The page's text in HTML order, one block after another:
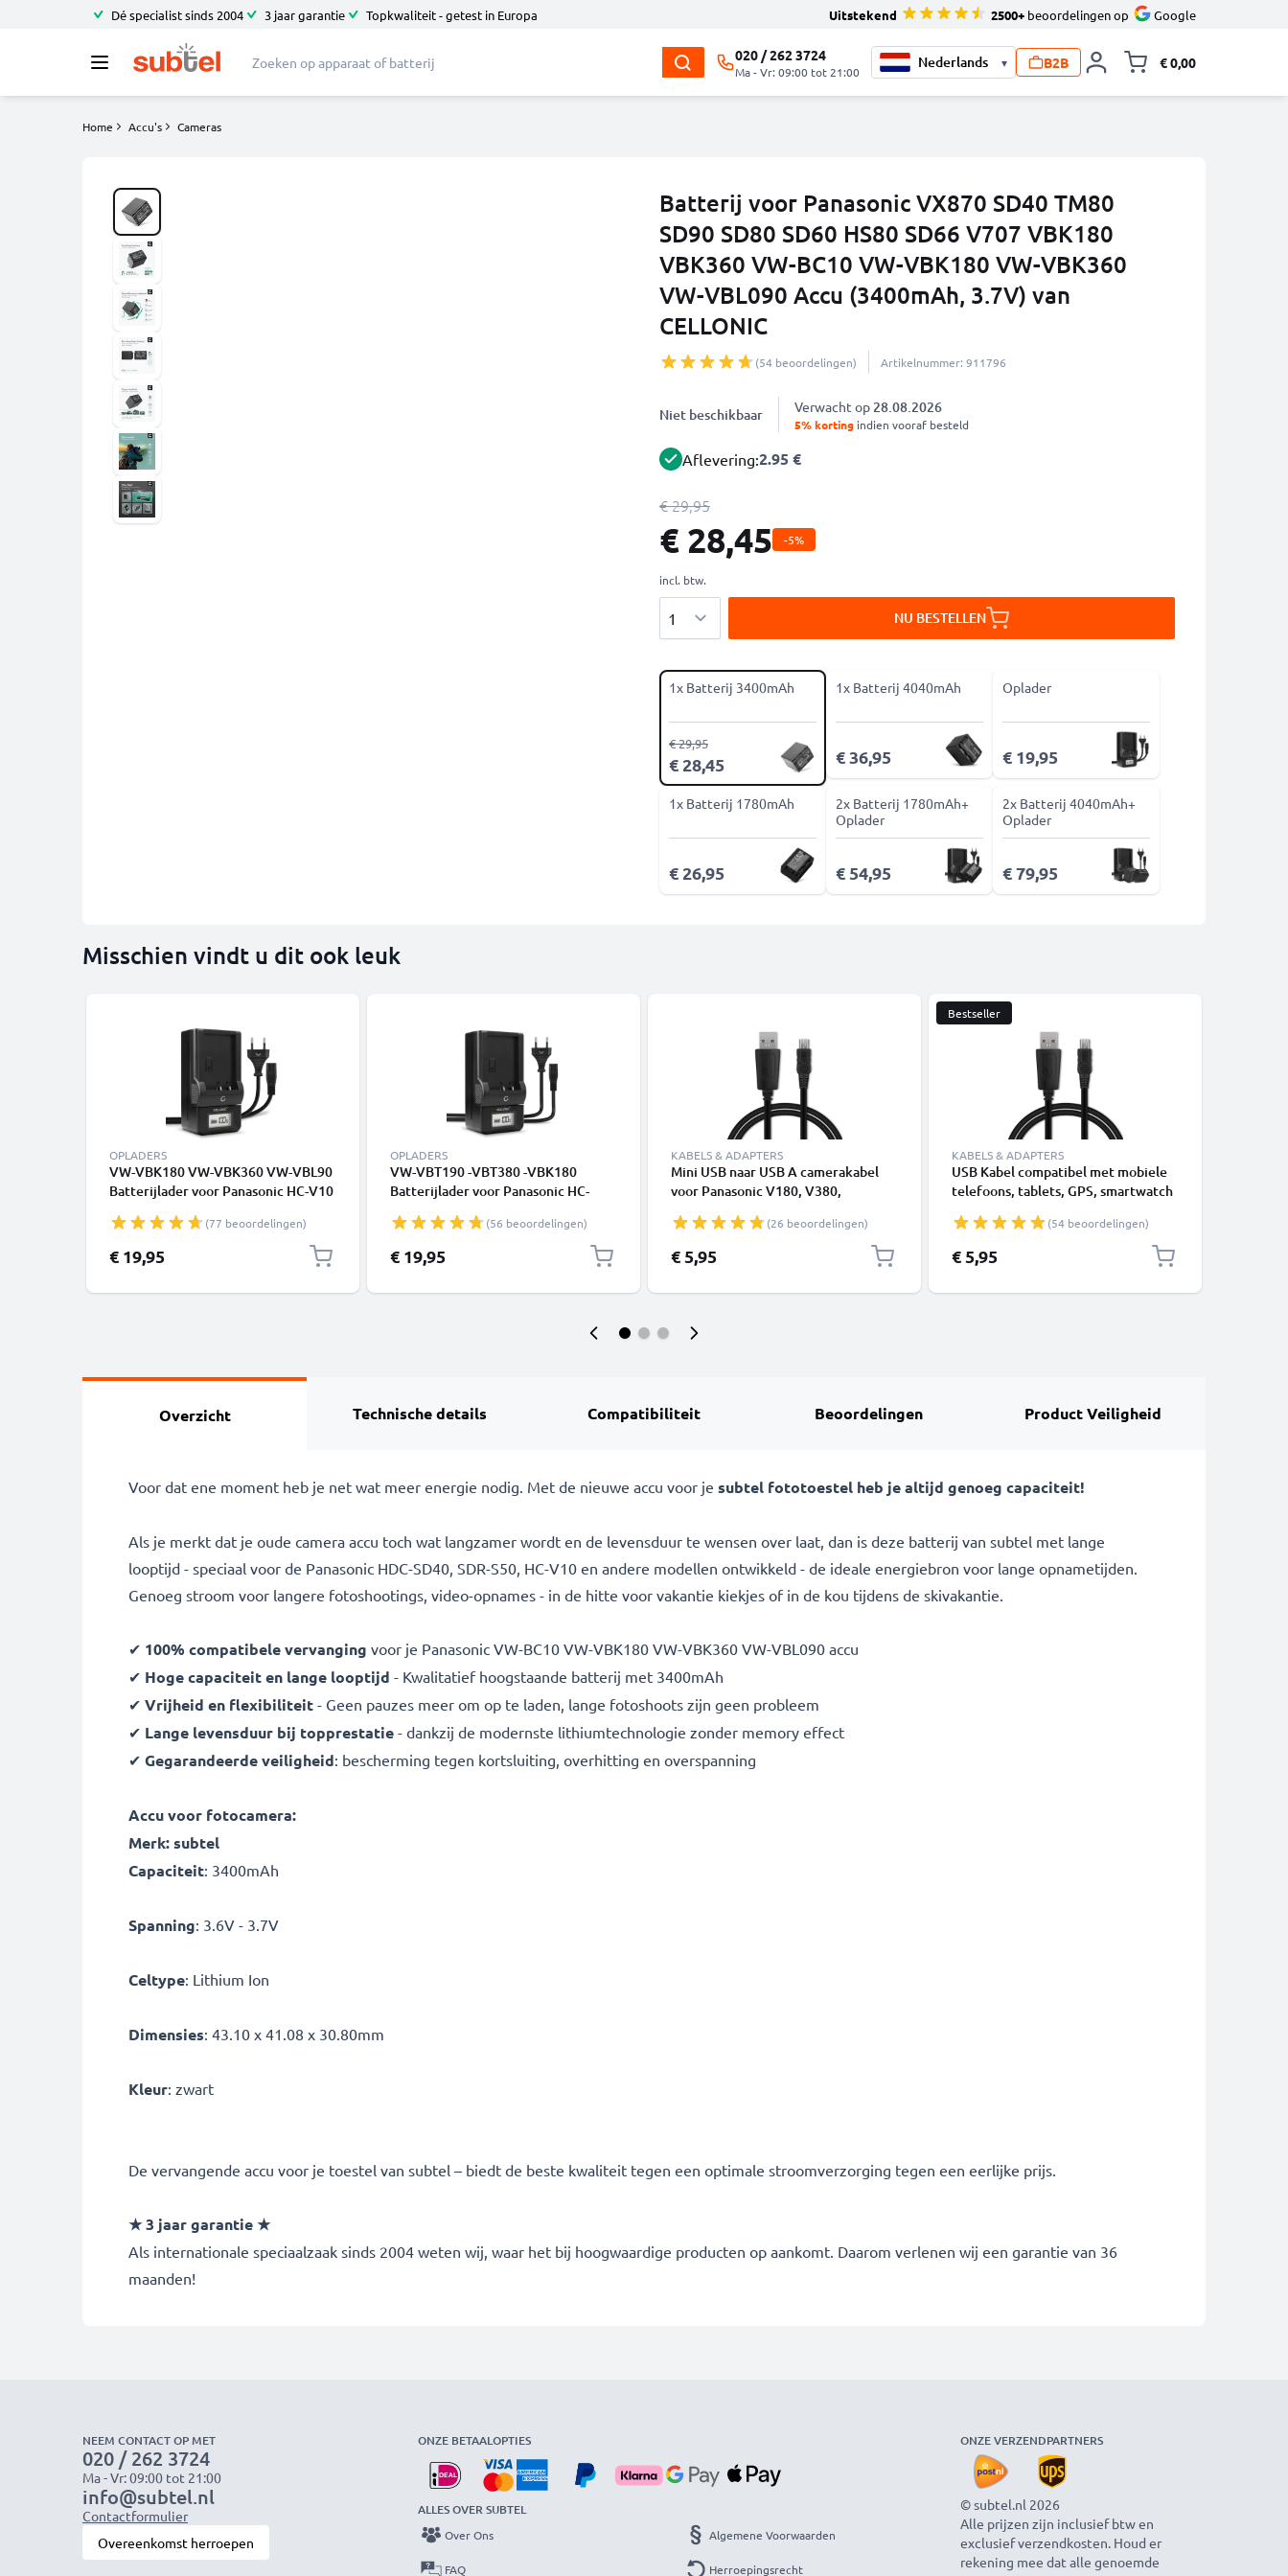
Dé specialist sinds 2004 3 jaar garantie Topkwaliteit - getest in Europa Uitstekend 2500+ beoordelingen op Google
020 / 262 3724
Ma - Vr: 09:00 tot 21:00
▾ B2B € 0,00
Home Accu's Cameras
Batterij voor Panasonic VX870 SD40 TM80
SD90 SD80 SD60 HS80 SD66 V707 VBK180
VBK360 VW-BC10 VW-VBK180 VW-VBK360
VW-VBL090 Accu (3400mAh, 3.7V) van
CELLONIC
(54 beoordelingen) Artikelnummer: 911796
Niet beschikbaar Verwacht op 28.08.2026
5% korting indien vooraf besteld
Aflevering:2.95 €
€ 29,95
€ 28,45 -5%
incl. btw.
NU BESTELLEN
1x Batterij 3400mAh
€ 28,45
€ 29,95
1x Batterij 4040mAh
€ 36,95
Oplader
€ 19,95
1x Batterij 1780mAh
€ 26,95
2x Batterij 1780mAh+
Oplader
€ 54,95
2x Batterij 4040mAh+
Oplader
€ 79,95
Misschien vindt u dit ook leuk
OPLADERS
VW-VBK180 VW-VBK360 VW-VBL90
Batterijlader voor Panasonic HC-V10
-SD80 -SD90 SDR-S50, Nokia 3650
Camera Accu's van CELLONIC
(77 beoordelingen)
€ 19,95
OPLADERS
VW-VBT190 -VBT380 -VBK180
Batterijlader voor Panasonic HC-
V270 V180 V10 HC-VXF990 HC-
VX980 Camera Accu's van CELLONIC
(56 beoordelingen)
€ 19,95
KABELS & ADAPTERS
Mini USB naar USB A camerakabel
voor Panasonic V180, V380,
LC1, SD40 1A snellaad-datakabel
K1HY04YY0032, zwart, PVC, 1m van
CELLONIC
(26 beoordelingen)
€ 5,95
Bestseller
KABELS & ADAPTERS
USB Kabel compatibel met mobiele
telefoons, tablets, GPS, smartwatch
PVC
(54 beoordelingen)
€ 5,95
Overzicht Technische details Compatibiliteit Beoordelingen Product Veiligheid
Voor dat ene moment heb je net wat meer energie nodig. Met de nieuwe accu voor je subtel fototoestel heb je altijd genoeg capaciteit!
Als je merkt dat je oude camera accu toch wat langzamer wordt en de levensduur te wensen over laat, dan is deze batterij van subtel met lange
looptijd - speciaal voor de Panasonic HDC-SD40, SDR-S50, HC-V10 en andere modellen ontwikkeld - de ideale energiebron voor lange opnametijden.
Genoeg stroom voor langere fotoshootings, video-opnames - in de hitte voor vakantie kiekjes of in de kou tijdens de skivakantie.
✔ 100% compatibele vervanging voor je Panasonic VW-BC10 VW-VBK180 VW-VBK360 VW-VBL090 accu
✔ Hoge capaciteit en lange looptijd - Kwalitatief hoogstaande batterij met 3400mAh
✔ Vrijheid en flexibiliteit - Geen pauzes meer om op te laden, lange fotoshoots zijn geen probleem
✔ Lange levensduur bij topprestatie - dankzij de modernste lithiumtechnologie zonder memory effect
✔ Gegarandeerde veiligheid: bescherming tegen kortsluiting, overhitting en overspanning
Accu voor fotocamera:
Merk: subtel
Capaciteit: 3400mAh
Spanning: 3.6V - 3.7V
Celtype: Lithium Ion
Dimensies: 43.10 x 41.08 x 30.80mm
Kleur: zwart
De vervangende accu voor je toestel van subtel – biedt de beste kwaliteit tegen een optimale stroomverzorging tegen een eerlijke prijs.
★ 3 jaar garantie ★
Als internationale speciaalzaak sinds 2004 weten wij, waar het bij hoogwaardige producten op aankomt. Daarom verlenen wij een garantie van 36
maanden!
NEEM CONTACT OP MET
020 / 262 3724
Ma - Vr: 09:00 tot 21:00
info@subtel.nl
Contactformulier
Overeenkomst herroepen
ONZE BETAALOPTIES
ALLES OVER SUBTEL
Over Ons
FAQ
Algemene Voorwaarden
Herroepingsrecht
ONZE VERZENDPARTNERS
© subtel.nl 2026
Alle prijzen zijn inclusief btw en
exclusief verzendkosten. Houd er
rekening mee dat alle genoemde